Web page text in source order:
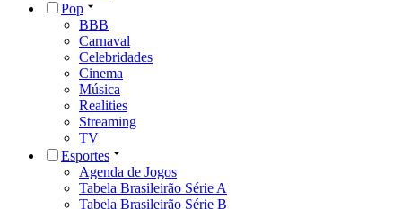
Pop
BBB
Carnaval
Celebridades
Cinema
Música
Realities
Streaming
TV
Esportes
Agenda de Jogos
Tabela Brasileirão Série A
Tabela Brasileirão Série B